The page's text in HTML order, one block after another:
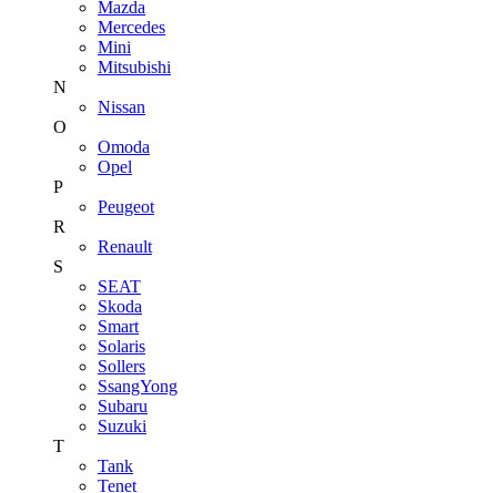
Mazda
Mercedes
Mini
Mitsubishi
N
Nissan
O
Omoda
Opel
P
Peugeot
R
Renault
S
SEAT
Skoda
Smart
Solaris
Sollers
SsangYong
Subaru
Suzuki
T
Tank
Tenet